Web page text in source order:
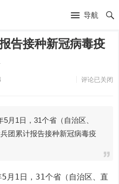
导航
告接种新冠病毒疫
评论已关闭
月1日，31个省（自治区、
团累计报告接种新冠病毒疫
月1日，31个省（自治区、直